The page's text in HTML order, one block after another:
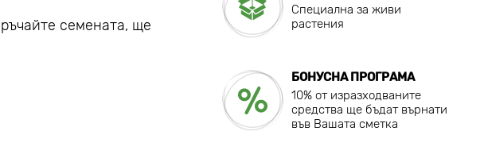
семената, ще
Специална за живи
растения
БОНУСНА ПРОГРАМА
10% от изразходваните
средства ще бъдат върнати
във Вашата сметка